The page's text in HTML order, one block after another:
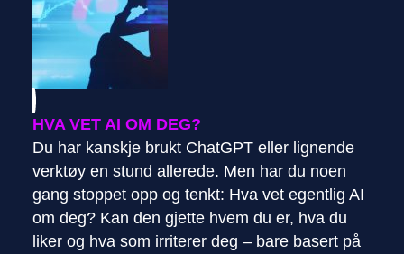
HVA VET AI OM DEG?
Du har kanskje brukt ChatGPT eller lignende
verktøy en stund allerede. Men har du noen
gang stoppet opp og tenkt: Hva vet egentlig AI
om deg? Kan den gjette hvem du er, hva du
liker og hva som irriterer deg – bare basert på